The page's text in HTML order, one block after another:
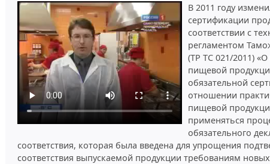
В 2011 году
сертификации
соответствии с
регламентом
(ТР ТС 021/2011)
пищевой
обязательной
отношении
пищевой
применяться
обязательного
соответствия, которая была введена для упрощения
соответствия выпускаемой продукции требованиям